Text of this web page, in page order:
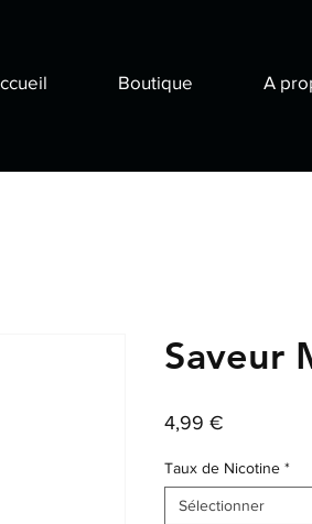
Boutique A
Saveur
4,99 €
Taux de Nicotine *
Sélectionner